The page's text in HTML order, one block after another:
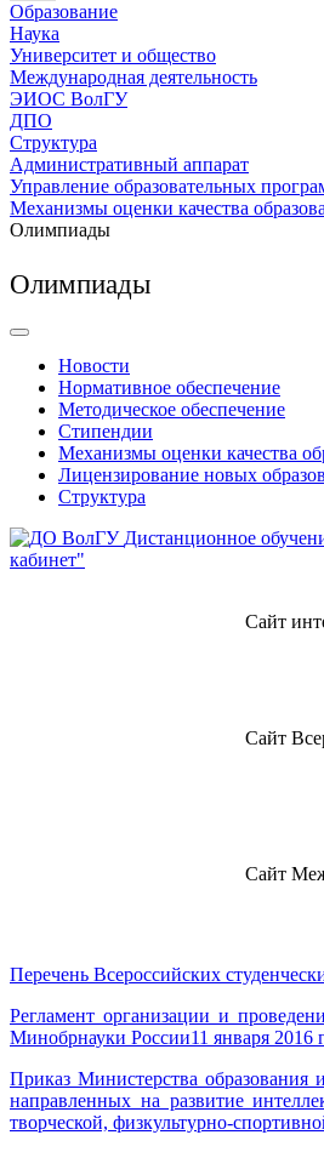
Образование
Наука
Университет и общество
Международная деятельность
ЭИОС ВолГУ
ДПО
Структура
Административный аппарат
Управление образовательных
Механизмы оценки качества
Олимпиады
Олимпиады
Новости
Нормативное обеспечение
Методическое обеспечение
Стипендии
Механизмы оценки качества
Лицензирование новых
Структура
Дистанционное
кабинет"
Сайт
Сайт
Сайт
Перечень Всероссийских
Регламент организации и
Минобрнауки России11 января
Приказ Министерства
направленных на развитие
творческой, физкультурно-